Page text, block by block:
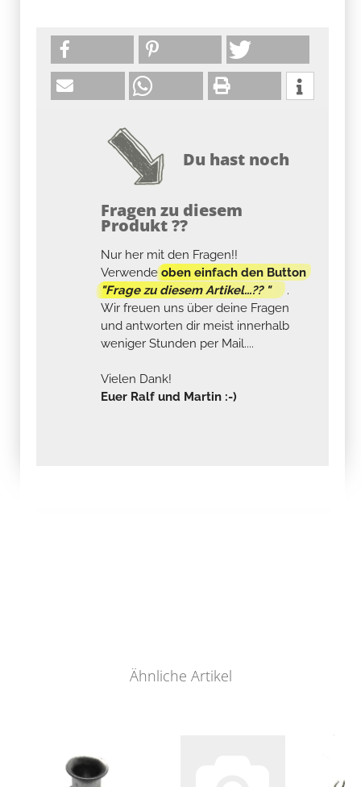
Du hast noch
Fragen zu diesem
Produkt ??
Nur her mit den Fragen!!
Verwendeoben einfach den Button
"Frage zu diesem Artikel...?? "
.
Wir freuen uns über deine Fragen
und antworten dir meist innerhalb
weniger Stunden per Mail....
Vielen Dank!
Euer Ralf und Martin :-)
Ähnliche Artikel